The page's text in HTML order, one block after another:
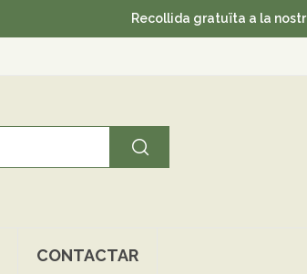
Recollida gratuïta a la nostra botiga
CONTACTAR